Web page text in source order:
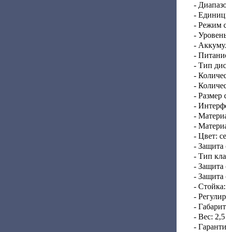
-
-
- Режим
-
-
-
- Тип
-
-
- Размер
-
-
-
- Цвет:
- Защита
- Тип
- Защита
- Защита
-
-
-
- Вес: 2,5
-